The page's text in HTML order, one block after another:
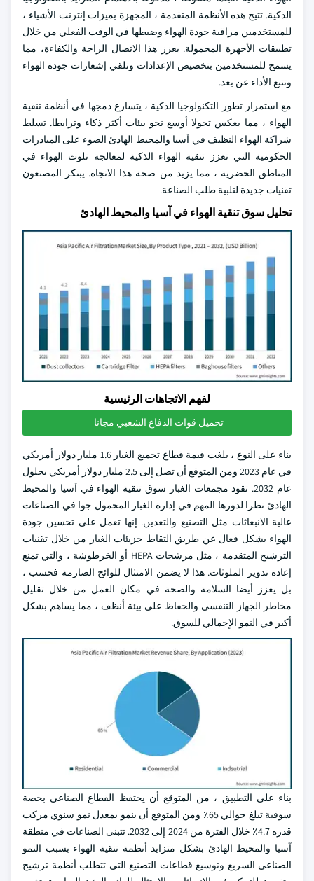
الذكية. تتيح هذه الأنظمة المتقدمة ، المجهزة بميزات إنترنت الأشياء ،
للمستخدمين مراقبة جودة الهواء وضبطها في الوقت الفعلي من خلال
تطبيقات الأجهزة المحمولة. يعزز هذا الاتصال الراحة والكفاءة، مما
يسمح للمستخدمين بتخصيص الإعدادات وتلقي إشعارات جودة الهواء
وتتبع الأداء عن بعد.
مع استمرار تطور التكنولوجيا الذكية ، يتسارع دمجها في أنظمة تنقية
الهواء ، مما يعكس تحولا أوسع نحو بيئات أكثر ذكاء وترابطا. تسلط
شراكة الهواء النظيف في آسيا والمحيط الهادئ الضوء على المبادرات
الحكومية التي تعزز تنقية الهواء الذكية لمعالجة تلوث الهواء في
المناطق الحضرية ، مما يزيد من صحة هذا الاتجاه. يبتكر المصنعون
تقنيات جديدة لتلبية طلب الصناعة.
تحليل سوق تنقية الهواء في آسيا والمحيط الهادئ
لفهم الاتجاهات الرئيسية
تحميل قوات الدفاع الشعبي مجانا
بناء على النوع ، بلغت قيمة قطاع تجميع الغبار 1.6 مليار دولار أمريكي
في عام 2023 ومن المتوقع أن تصل إلى 2.5 مليار دولار أمريكي بحلول
عام 2032. تقود مجمعات الغبار سوق تنقية الهواء في آسيا والمحيط
الهادئ نظرا لدورها المهم في إدارة الغبار المحمول جوا في الصناعات
عالية الانبعاثات مثل التصنيع والتعدين. إنها تعمل على تحسين جودة
الهواء بشكل فعال عن طريق التقاط جزيئات الغبار من خلال تقنيات
الترشيح المتقدمة ، مثل مرشحات HEPA أو الخرطوشة ، والتي تمنع
إعادة تدوير الملوثات. هذا لا يضمن الامتثال للوائح الصارمة فحسب ،
بل يعزز أيضا السلامة والصحة في مكان العمل من خلال تقليل
مخاطر الجهاز التنفسي والحفاظ على بيئة أنظف ، مما يساهم بشكل
أكبر في النمو الإجمالي للسوق.
بناء على التطبيق ، من المتوقع أن يحتفظ القطاع الصناعي بحصة
سوقية تبلغ حوالي 65٪ ومن المتوقع أن ينمو بمعدل نمو سنوي مركب
قدره 4.7٪ خلال الفترة من 2024 إلى 2032. تتبنى الصناعات في منطقة
آسيا والمحيط الهادئ بشكل متزايد أنظمة تنقية الهواء بسبب النمو
الصناعي السريع وتوسيع قطاعات التصنيع التي تتطلب أنظمة ترشيح